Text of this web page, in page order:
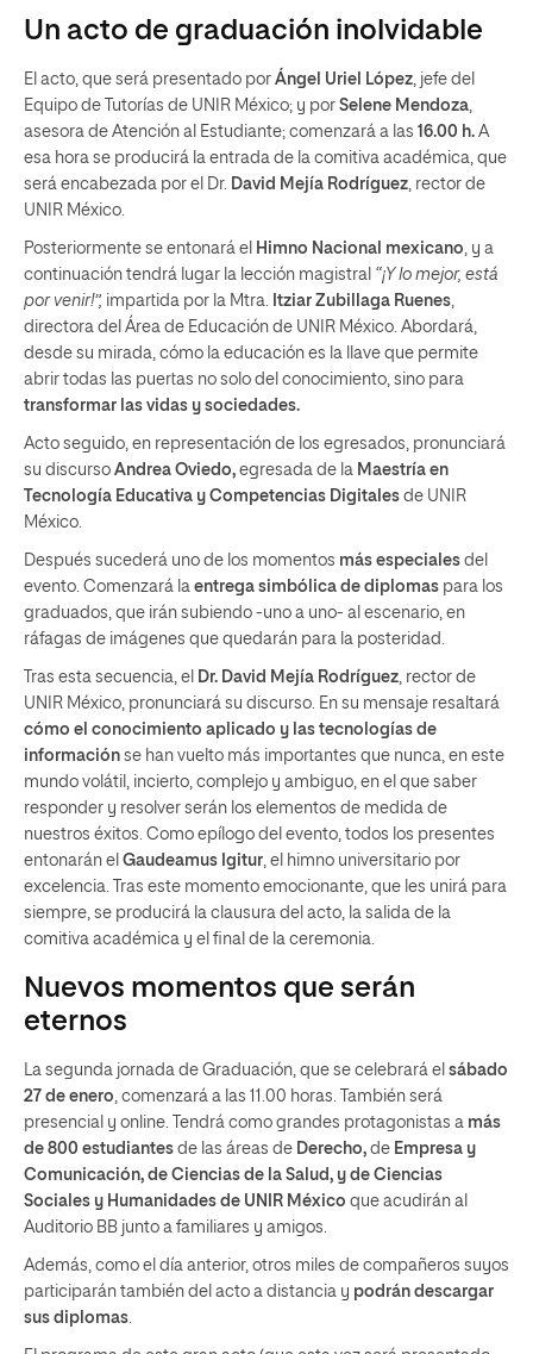
Un acto de graduación inolvidable
El acto, que será presentado por Ángel Uriel López , jefe del
Equipo de Tutorías de UNIR México; y por Selene Mendoza
asesora de Atención al Estudiante; comenzará a las 16.00 h. A
esa hora se producirá la entrada de la comitiva académica, que
será encabezada por el Dr. David Mejía Rodríguez , rector de
UNIR México.
Posteriormente se entonará el Himno Nacional mexicano , y a
continuación tendrá lugar la lección magistral “¡Y lo mejor, está
por venir!”, impartida por la Mtra. Itziar Zubillaga Ruenes
directora del Área de Educación de UNIR México. Abordará,
desde su mirada, cómo la educación es la llave que permite
abrir todas las puertas no solo del conocimiento, sino para
transformar las vidas y sociedades.
Acto seguido, en representación de los egresados, pronunciará
su discurso Andrea Oviedo, egresada de la Maestría en
Tecnología Educativa y Competencias Digitales de UNIR
México.
Después sucederá uno de los momentos más especiales del
evento. Comenzará la entrega simbólica de diplomas para los
graduados, que irán subiendo -uno a uno- al escenario, en
ráfagas de imágenes que quedarán para la posteridad.
Tras esta secuencia, el Dr. David Mejía Rodríguez , rector de
UNIR México, pronunciará su discurso. En su mensaje resaltará
cómo el conocimiento aplicado y las tecnologías de
información se han vuelto más importantes que nunca, en este
mundo volátil, incierto, complejo y ambiguo, en el que saber
responder y resolver serán los elementos de medida de
nuestros éxitos. Como epílogo del evento, todos los presentes
entonarán el Gaudeamus Igitur , el himno universitario por
excelencia. Tras este momento emocionante, que les unirá para
siempre, se producirá la clausura del acto, la salida de la
comitiva académica y el final de la ceremonia.
Nuevos momentos que serán
eternos
La segunda jornada de Graduación, que se celebrará el sábado
27 de enero , comenzará a las 11.00 horas. También será
presencial y online. Tendrá como grandes protagonistas a más
de 800 estudiantes de las áreas de Derecho, de Empresa y
Comunicación, de Ciencias de la Salud, y de Ciencias
Sociales y Humanidades de UNIR México que acudirán al
Auditorio BB junto a familiares y amigos.
Además, como el día anterior, otros miles de compañeros suyos
participarán también del acto a distancia y podrán descargar
sus diplomas